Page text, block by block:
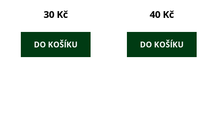
30 Kč
DO KOŠÍKU
40 Kč
DO KOŠÍKU